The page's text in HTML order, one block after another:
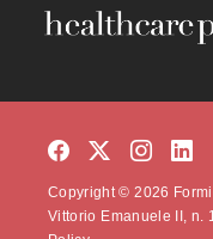
Copyright © 2026
Vittorio Emanuele II, n.